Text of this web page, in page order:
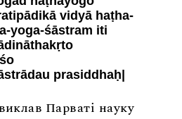
vidyā haṭha-
yoga-śāstram iti
prasiddhaḥ|
Парваті науку